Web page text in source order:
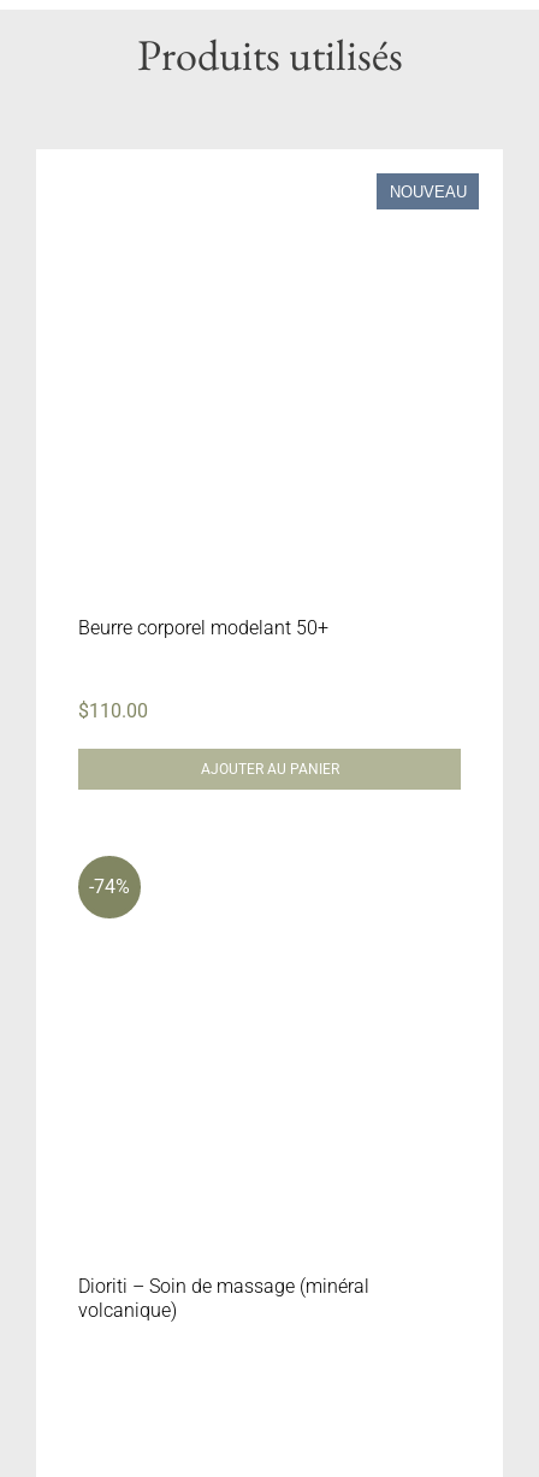
Produits utilisés
NOUVEAU
Beurre corporel modelant 50+
$110.00
AJOUTER AU PANIER
-74%
Dioriti – Soin de massage (minéral
volcanique)